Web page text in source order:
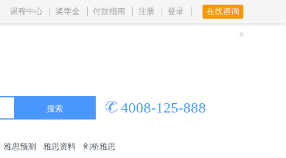
课程中心 奖学金 付款指南 注册 登录 在线咨询
搜索 4008-125-888
雅思预测 雅思资料 剑桥雅思